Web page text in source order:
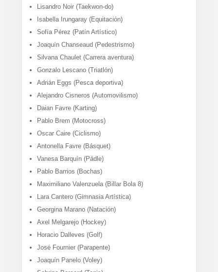
Lisandro Noir (Taekwon-do)
Isabella Irungaray (Equitación)
Sofía Pérez (Patín Artístico)
Joaquín Chanseaud (Pedestrismo)
Silvana Chaulet (Carrera aventura)
Gonzalo Lescano (Triatlón)
Adrián Eggs (Pesca deportiva)
Alejandro Cisneros (Automovilismo)
Daian Favre (Karting)
Pablo Brem (Motocross)
Oscar Caire (Ciclismo)
Antonella Favre (Básquet)
Vanesa Barquín (Pádle)
Pablo Barrios (Bochas)
Maximiliano Valenzuela (Billar Bola 8)
Lara Cantero (Gimnasia Artística)
Georgina Marano (Natación)
Axel Melgarejo (Hockey)
Horacio Dalleves (Golf)
José Fournier (Parapente)
Joaquín Panelo (Voley)